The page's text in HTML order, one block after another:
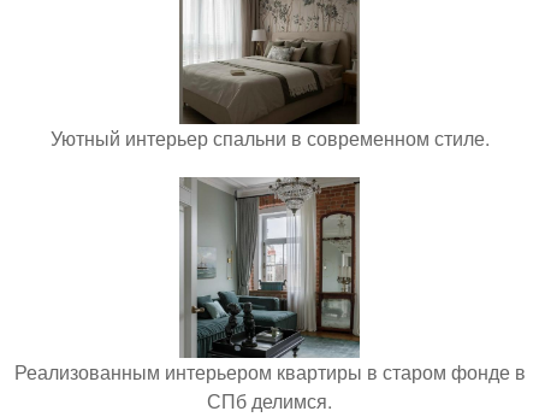
Уютный интерьер спальни в современном стиле.
Реализованным интерьером квартиры в старом фонде в
СПб делимся.